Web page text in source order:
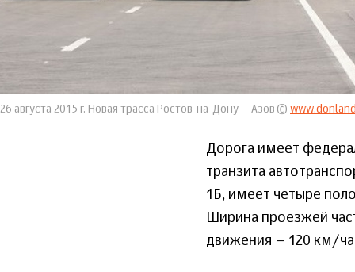
26 августа 2015 г. Новая трасса Ростов-на-Дону – Азов ©
Дорога имеет
транзита
1Б, имеет четыре
Ширина проезжей
движения – 120 км/